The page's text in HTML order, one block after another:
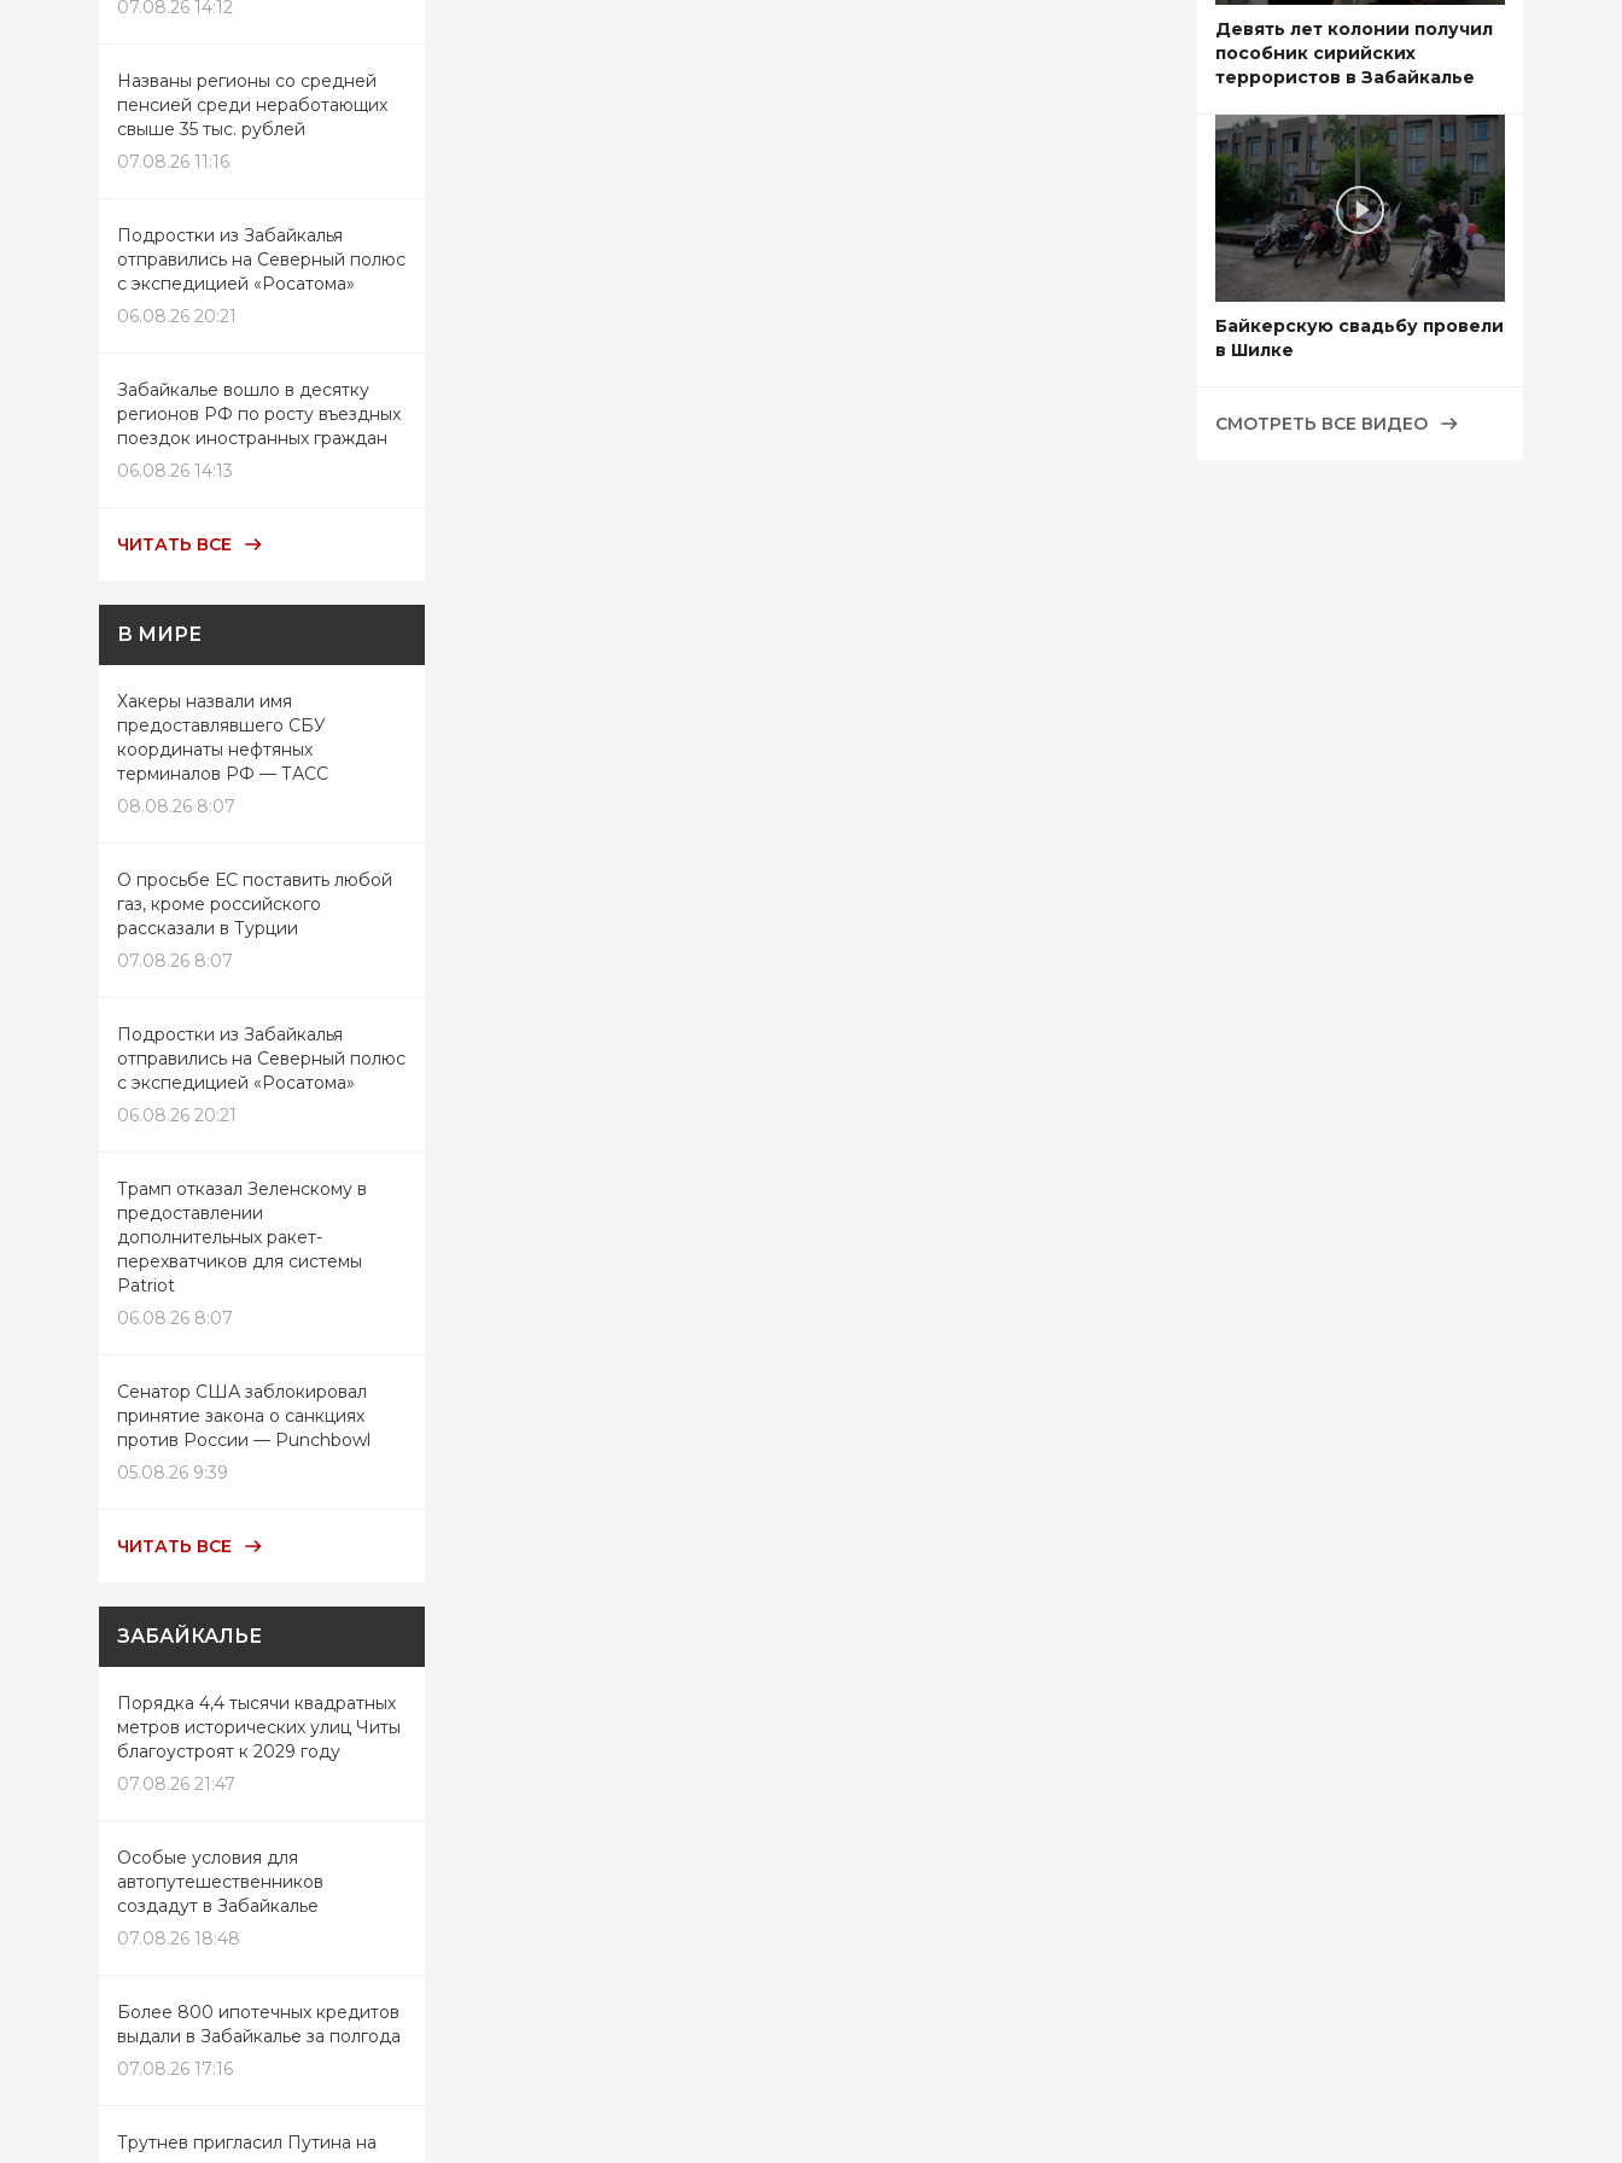
07.08.26 14:12
Названы регионы со средней
пенсией среди неработающих
свыше 35 тыс. рублей
07.08.26 11:16
Подростки из Забайкалья
отправились на Северный полюс
с экспедицией «Росатома»
06.08.26 20:21
Забайкалье вошло в десятку
регионов РФ по росту въездных
поездок иностранных граждан
06.08.26 14:13
ЧИТАТЬ ВСЕ
В МИРЕ
Хакеры назвали имя
предоставлявшего СБУ
координаты нефтяных
терминалов РФ — ТАСС
08.08.26 8:07
О просьбе ЕС поставить любой
газ, кроме российского
рассказали в Турции
07.08.26 8:07
Подростки из Забайкалья
отправились на Северный полюс
с экспедицией «Росатома»
06.08.26 20:21
Трамп отказал Зеленскому в
предоставлении
дополнительных ракет-
перехватчиков для системы
Patriot
06.08.26 8:07
Сенатор США заблокировал
принятие закона о санкциях
против России — Punchbowl
05.08.26 9:39
ЧИТАТЬ ВСЕ
ЗАБАЙКАЛЬЕ
Порядка 4,4 тысячи квадратных
метров исторических улиц Читы
благоустроят к 2029 году
07.08.26 21:47
Особые условия для
автопутешественников
создадут в Забайкалье
07.08.26 18:48
Более 800 ипотечных кредитов
выдали в Забайкалье за полгода
07.08.26 17:16
Трутнев пригласил Путина на
Девять лет колонии получил
пособник сирийских
террористов в Забайкалье
Байкерскую свадьбу провели
в Шилке
СМОТРЕТЬ ВСЕ ВИДЕО